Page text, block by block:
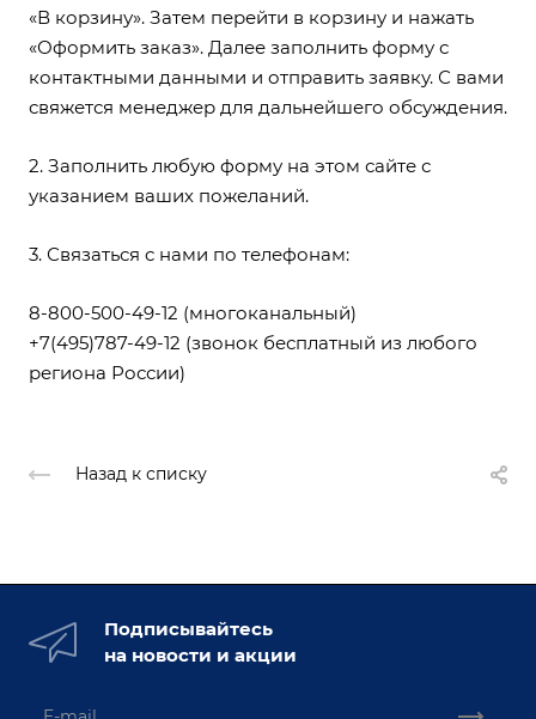
«В корзину». Затем перейти в корзину и нажать
«Оформить заказ». Далее заполнить форму с
контактными данными и отправить заявку. С вами
свяжется менеджер для дальнейшего обсуждения.
2. Заполнить любую форму на этом сайте с
указанием ваших пожеланий.
3. Связаться с нами по телефонам:
8-800-500-49-12 (многоканальный)
+7(495)787-49-12 (звонок бесплатный из любого
региона России)
Назад к списку
Подписывайтесь
на новости и акции